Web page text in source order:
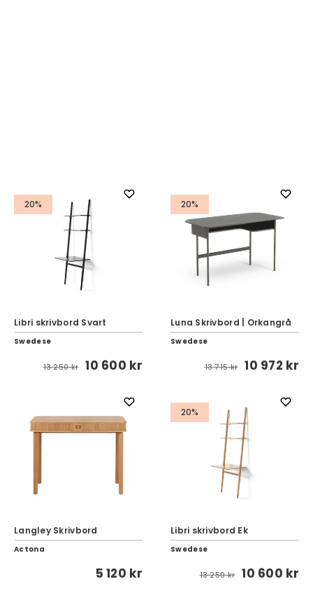
20%
Libri skrivbord Svart
Swedese
13 250 kr 10 600 kr
20%
Luna Skrivbord | Orkangrå
Swedese
13 715 kr 10 972 kr
Langley Skrivbord
Actona
5 120 kr
20%
Libri skrivbord Ek
Swedese
13 250 kr 10 600 kr